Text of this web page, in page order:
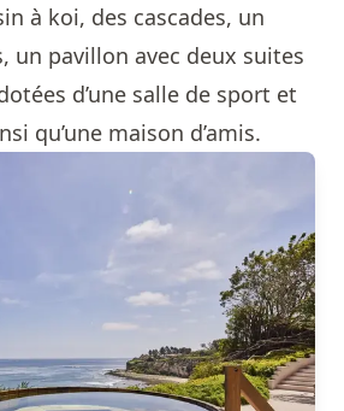
à koi, des cascades, un
un pavillon avec deux suites
d’une salle de sport et
qu’une maison d’amis.